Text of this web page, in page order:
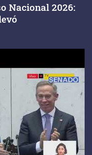
Nacional 2026: